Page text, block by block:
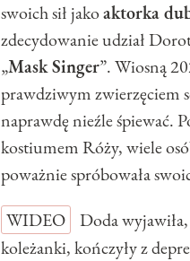
swoich sił jakoaktorka
zdecydowanie udział
„Mask Singer”. Wiosną
prawdziwym zwierzęciem
naprawdę nieźle śpiewać.
kostiumem Róży, wiele
poważnie spróbowała
WIDEO
Doda
koleżanki, kończyły z